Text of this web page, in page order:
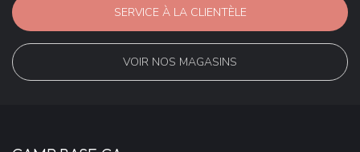
SERVICE À LA CLIENTÈLE
VOIR NOS MAGASINS